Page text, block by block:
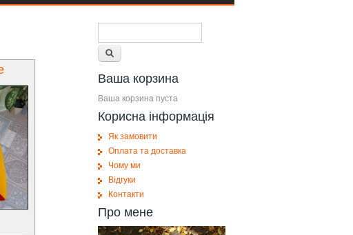
Ваша корзина
Ваша корзина пуста
Корисна інформація
Як замовити
Оплата та доставка
Чому ми
Відгуки
Контакти
Про мене